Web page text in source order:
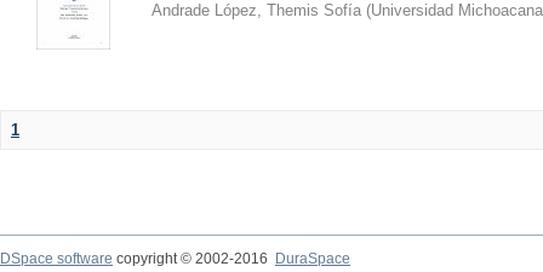
Andrade López, Themis Sofía (Universidad
1
DSpace software copyright © 2002-2016
DuraSpace